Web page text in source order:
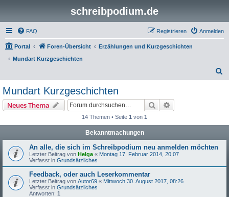
schreibpodium.de
FAQ Anmelden
Registrieren
Portal Foren-Übersicht
Erzählungen und Kurzgeschichten
Mundart Kurzgeschichten
Mundart Kurzgeschichten
Neues Thema Suche
14 Themen • Seite 1 von 1
Bekanntmachungen
An alle, die sich im Schreibpodium neu anmelden möchten
Letzter Beitrag von Helga « Montag 17. Februar 2014, 20:07
Verfasst in Grundsätzliches
Feedback, oder auch Leserkommentar
Letzter Beitrag von Autor69 « Mittwoch 30. August 2017, 08:26
Verfasst in Grundsätzliches
Antworten: 1